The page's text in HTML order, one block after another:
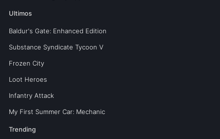
Ultimos
Baldur's Gate: Enhanced Edition
Substance Syndicate Tycoon V
Frozen City
Loot Heroes
Infantry Attack
My First Summer Car: Mechanic
Trending